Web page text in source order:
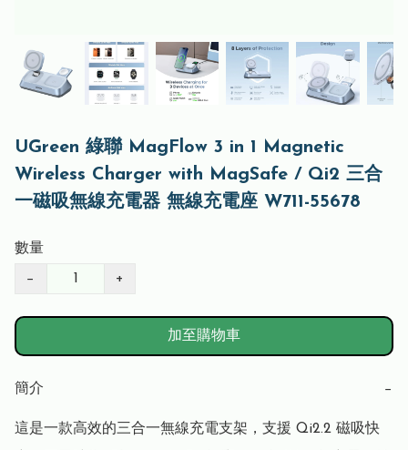
UGreen 綠聯 MagFlow 3 in 1 Magnetic
Wireless Charger with MagSafe / Qi2 三合
一磁吸無線充電器 無線充電座 W711-55678
數量
− +
加至購物車
簡介 −
這是一款高效的三合一無線充電支架，支援 Qi2.2 磁吸快